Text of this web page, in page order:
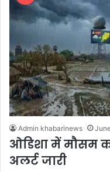
Admin khabarinews
ओडिशा में मौसम
अलर्ट जारी